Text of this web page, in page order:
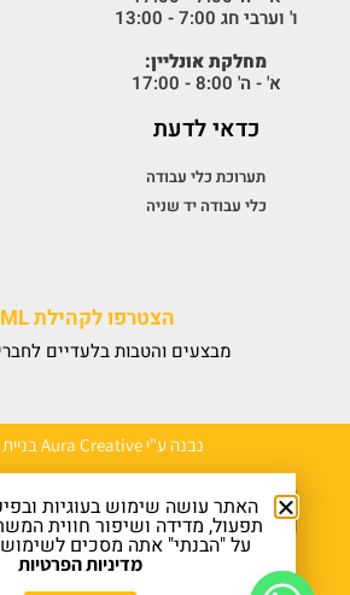
ו' וערבי חג 7:00 - 13:00
מחלקת אונליין:
א' - ה' 8:00 - 17:00
כדאי לדעת
תערוכת כלי עבודה
כלי עבודה יד שניה
הצטרפו לקהילת HML
מבצעים והטבות בלעדיים
נבנה ע"י Aura Creative בניית אתרים
האתר עושה שימוש בעוגיות
תפעול, מדידה ושיפור חווית
על "הבנתי" אתה מסכים
מדיניות הפרטיות